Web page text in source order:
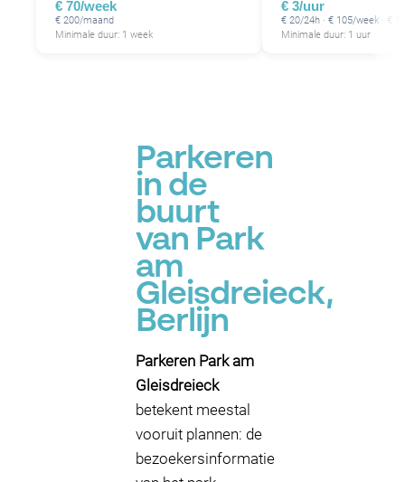
€ 70/week
€ 200/maand
Minimale duur: 1 week
€ 3/uur
€ 20/24h · € 105/week · €
Minimale duur: 1 uur
Parkeren
in de
buurt
van Park
am
Gleisdreieck,
Berlijn
Parkeren Park am
Gleisdreieck
betekent meestal
vooruit plannen: de
bezoekersinformatie